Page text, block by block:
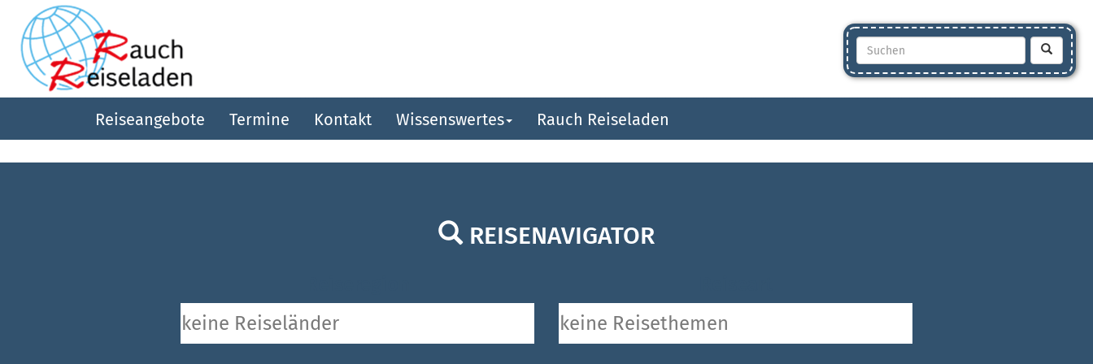
Reiseangebote Termine Kontakt Wissenswertes Rauch Reiseladen
REISENAVIGATOR